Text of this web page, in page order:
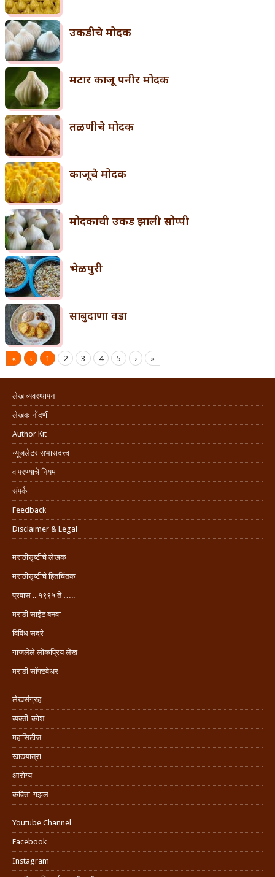
उकडीचे मोदक
मटार काजू पनीर मोदक
तळणीचे मोदक
काजूचे मोदक
मोदकाची उकड झाली सोप्पी
भेळपुरी
साबुदाणा वडा
« ‹ 1 2 3 4 5 › »
लेख व्यवस्थापन
लेखक नोंदणी
Author Kit
न्यूजलेटर सभासदत्त्व
वापरण्याचे नियम
संपर्क
Feedback
Disclaimer & Legal
मराठीसृष्टीचे लेखक
मराठीसृष्टीचे हितचिंतक
प्रवास .. १९९५ ते …..
मराठी साईट बनवा
विविध सदरे
गाजलेले लोकप्रिय लेख
मराठी सॉफ्टवेअर
लेखसंग्रह
व्यक्ती-कोश
महासिटीज
खाद्ययात्रा
आरोग्य
कविता-गझल
Youtube Channel
Facebook
Instagram